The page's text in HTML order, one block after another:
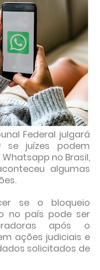
Federal julgará
se juízes podem
no Brasil,
algumas
se o bloqueio
no país pode ser
após o
ações judiciais e
solicitados de